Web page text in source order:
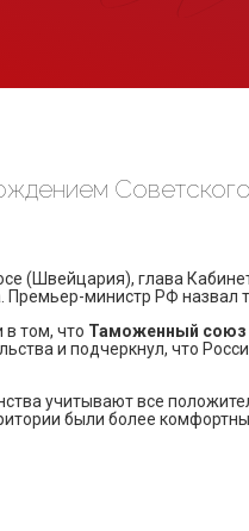
(Швейцария), глава
министр РФ назвал
в том, что Таможенный союз
и подчеркнул, что
учитывают все
были более